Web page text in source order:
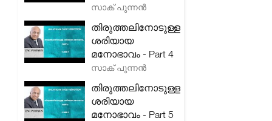
സാക് പുന്നൻ
തിരുത്തലിനോടുള്ള
ശരിയായ
മനോഭാവം - Part 4
സാക് പുന്നൻ
തിരുത്തലിനോടുള്ള
ശരിയായ
മനോഭാവം - Part 5